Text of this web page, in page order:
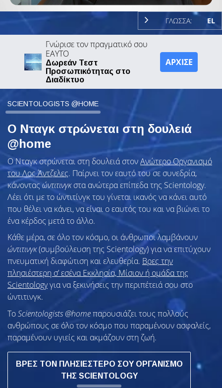
ΓΛΩΣΣΑ: EL
Γνώρισε τον πραγματικό σου
ΕΑΥΤΟ
Δωρεάν Τεστ
Προσωπικότητας στο
Διαδίκτυο
ΑΡΧΙΣΕ
SCIENTOLOGISTS @HOME
Ο Νταγκ στρώνεται στη δουλειά
@home
Ο Νταγκ στρώνεται στη δουλειά στονΑνώτερο Οργανισμό
του Λος Άντζελες. Παίρνει τον εαυτό του σε συνεδρία,
κάνοντας ώντιτινγκστα ανώτερα επίπεδα της Scientology.
Λέει ότι με το ώντιτίνγκ του γίνεται ικανός να κάνει αυτό
που θέλει να κάνει, να είναι ο εαυτός του και να βιώνει το
ένα κέρδος μετά το άλλο.
Κάθε μέρα, σε όλο τον κόσμο, οι άνθρωποι λαμβάνουν
ώντιτινγκ(συμβούλευση της Scientology) για να επιτύχουν
πνευματική διαφώτιση και ελευθερία. Βρες την
πλησιέστερη σ’ εσένα Εκκλησία, Μίσιον ή ομάδα της
Scientologyγια να ξεκινήσεις την περιπέτειά σου στο
ώντιτινγκ.
ToScientologists @homeπαρουσιάζει τους πολλούς
ανθρώπους σε όλο τον κόσμο που παραμένουν ασφαλείς,
παραμένουν υγιείς και ακμάζουν στη ζωή.
ΒΡΕΣ ΤΟΝ ΠΛΗΣΙΕΣΤΕΡΟ ΣΟΥ ΟΡΓΑΝΙΣΜΟ
ΤΗΣ SCIENTOLOGY